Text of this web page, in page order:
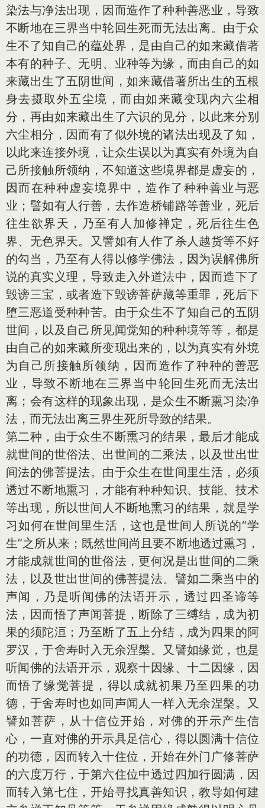
染法与净法出现，因而造作了种种善恶业，导致
不断地在三界当中轮回生死而无法出离。由于众
生不了知自己的蕴处界，是由自己的如来藏借著
本有的种子、无明、业种等为缘，而由自己的如
来藏出生了五阴世间，如来藏借著所出生的五根
身去摄取外五尘境，而由如来藏变现内六尘相
分，再由如来藏出生了六识的见分，以此来分别
六尘相分，因而有了似外境的诸法出现及了知，
以此来连接外境，让众生误以为真实有外境为自
己所接触所领纳，不知道这些境界都是虚妄的，
因而在种种虚妄境界中，造作了种种善业与恶
业；譬如有人行善，去作造桥铺路等善业，死后
往生欲界天，乃至有人加修禅定，死后往生色
界、无色界天。又譬如有人作了杀人越货等不好
的勾当，乃至有人得以修学佛法，因为误解佛所
说的真实义理，导致走入外道法中，因而造下了
毁谤三宝，或者造下毁谤菩萨藏等重罪，死后下
堕三恶道受种种苦。由于众生不了知自己的五阴
世间，以及自己所见闻觉知的种种境等等，都是
由自己的如来藏所变现出来的，以为真实有外境
为自己所接触所领纳，因而造作了种种的善恶
业，导致不断地在三界当中轮回生死而无法出
离；会有这样的现象出现，是众生不断熏习染净
法，而无法出离三界生死所导致的结果。
第二种，由于众生不断熏习的结果，最后才能成
就世间的世俗法、出世间的二乘法，以及世出世
间法的佛菩提法。由于众生在世间里生活，必须
透过不断地熏习，才能有种种知识、技能、技术
等出现，所以世间人不断地熏习的结果，就是学
习如何在世间里生活，这也是世间人所说的“学
生”之所从来；既然世间尚且要不断地透过熏习，
才能成就世间的世俗法，更何况是出世间的二乘
法，以及世出世间的佛菩提法。譬如二乘当中的
声闻，乃是听闻佛的法语开示，透过四圣谛等
法，因而悟了声闻菩提，断除了三缚结，成为初
果的须陀洹；乃至断了五上分结，成为四果的阿
罗汉，于舍寿时入无余涅槃。又譬如缘觉，也是
听闻佛的法语开示，观察十因缘、十二因缘，因
而悟了缘觉菩提，得以成就初果乃至四果的功
德，于舍寿时也如同声闻人一样入无余涅槃。又
譬如菩萨，从十信位开始，对佛的开示产生信
心，一直对佛的开示具足信心，得以圆满十信位
的功德，因而转入十住位，开始在外门广修菩萨
的六度万行，于第六住位中透过四加行圆满，因
而转入第七住，开始寻找真善知识，教导如何建